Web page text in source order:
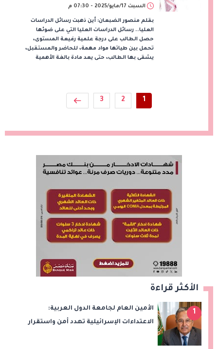
السبت 17/مايو/2025 - 07:30 م
بقلم منصور الضبعان: أين ذهبت رسائل الدراسات
العليا.. رسائل الدراسات العليا التي على ضوئها
حصل الطالب على درجة علمية رفيعة المستوى،
تحمل بين طياتها مواد مهمة، للحاضر والمستقبل،
يشقى بها الطالب، حتى يعد مادة بالغة الأهمية
1
2
3
الأكثر قراءة
1
الأمين العام لجامعة الدول العربية:
الاعتداءات الإسرائيلية تهدد أمن واستقرار